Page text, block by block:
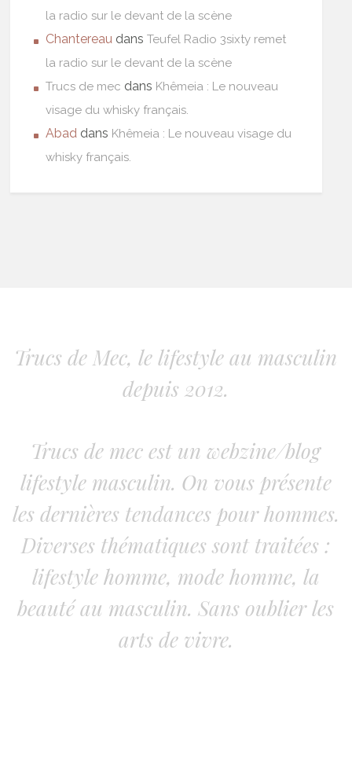
la radio sur le devant de la scène
Chantereau dansTeufel Radio 3sixty remet
la radio sur le devant de la scène
Trucs de mec dans Khêmeia : Le nouveau
visage du whisky français.
Abad dans Khêmeia : Le nouveau visage du
whisky français.
Trucs de Mec, le lifestyle au masculin
depuis 2012.
Trucs de mec est un webzine/blog
lifestyle masculin. On vous présente
les dernières tendances pour hommes.
Diverses thématiques sont traitées :
lifestyle homme, mode homme, la
beauté au masculin. Sans oublier les
arts de vivre.